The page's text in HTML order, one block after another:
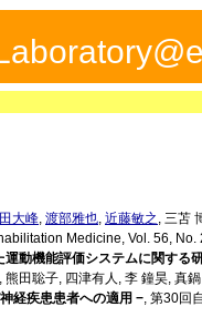
大峰, 渡部雅也, 近藤敏之 , 三苫
Medicine, Vol. 56, No.
運動機能評価システムに関する
熊田聡子, 四津有人, 李 鐘昊, 真
経疾患患者への適用 −, 第30回